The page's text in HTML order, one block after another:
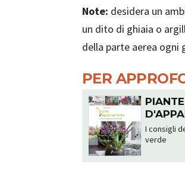
Note: desidera un
un dito di ghiaia o
della parte aerea ogni
PER
PIANTE
I consigli
verde